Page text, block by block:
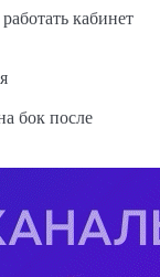
кабинет
бок после